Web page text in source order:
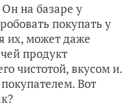
на базаре у
покупать у
их, может даже
продукт
чистотой, вкусом и.
Вот